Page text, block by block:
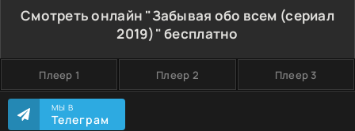
Смотреть онлайн "Забывая обо всем (сериал
2019)" бесплатно
Плеер 1 Плеер 2 Плеер 3
МЫ В
Телеграм